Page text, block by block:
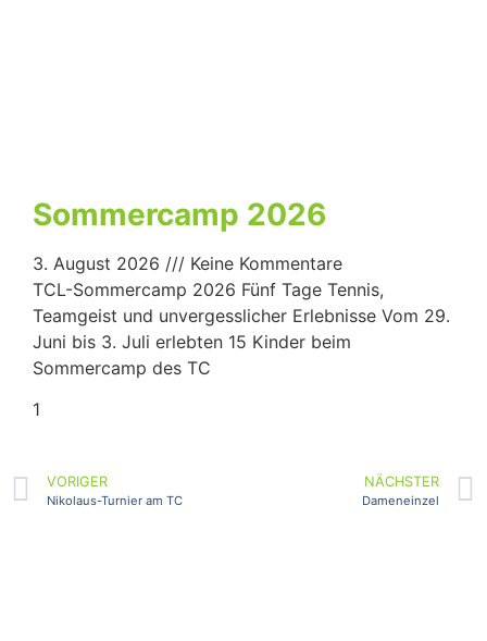
Sommercamp 2026
3. August 2026
Keine Kommentare
TCL-Sommercamp 2026 Fünf Tage Tennis,
Teamgeist und unvergesslicher Erlebnisse Vom 29.
Juni bis 3. Juli erlebten 15 Kinder beim
Sommercamp des TC
VORIGER
Nikolaus-Turnier am TC
NÄCHSTER
Dameneinzel